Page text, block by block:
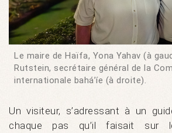
Le maire de Haïfa, Yona Yahav (à
Rutstein, secrétaire général de la
internationale bahá’íe (à droite).
Un visiteur, s’adressant à un
chaque pas qu’il faisait sur